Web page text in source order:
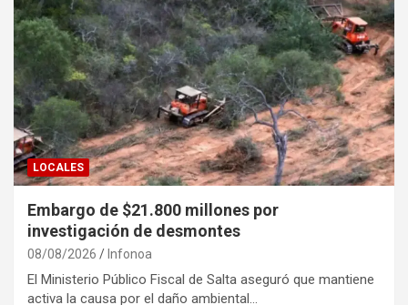
LOCALES
Embargo de $21.800 millones por
investigación de desmontes
08/08/2026 Infonoa
El Ministerio Público Fiscal de Salta aseguró que mantiene
activa la causa por el daño ambiental…